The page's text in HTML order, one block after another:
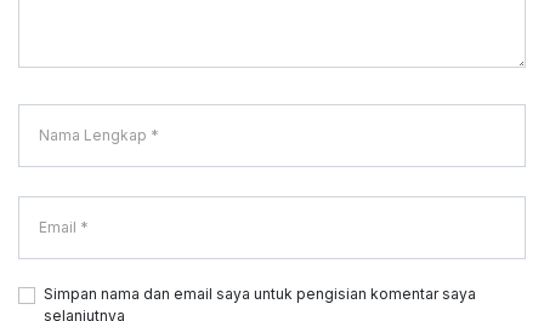
Simpan nama dan email saya untuk pengisian komentar saya
selanjutnya